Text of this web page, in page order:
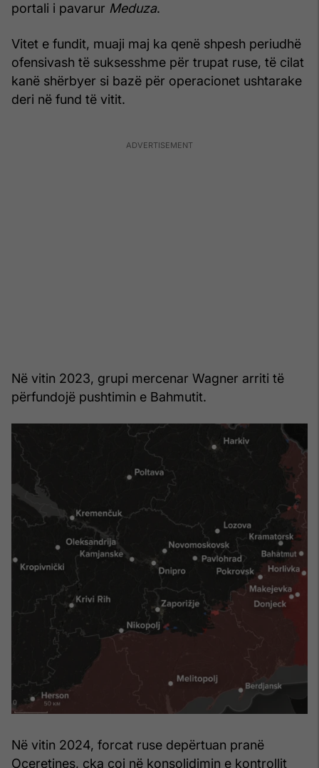
portali i pavarur Meduza.
Vitet e fundit, muaji maj ka qenë shpesh periudhë
ofensivash të suksesshme për trupat ruse, të cilat
kanë shërbyer si bazë për operacionet ushtarake
deri në fund të vitit.
Në vitin 2023, grupi mercenar Wagner arriti të
përfundojë pushtimin e Bahmutit.
Në vitin 2024, forcat ruse depërtuan pranë
Oçeretines, çka çoi në konsolidimin e kontrollit